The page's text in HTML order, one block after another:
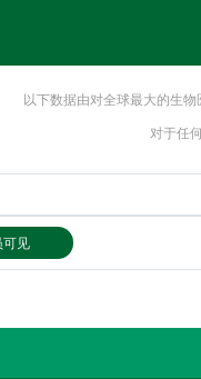
以下数据由对全球最大的生
对于任
可见